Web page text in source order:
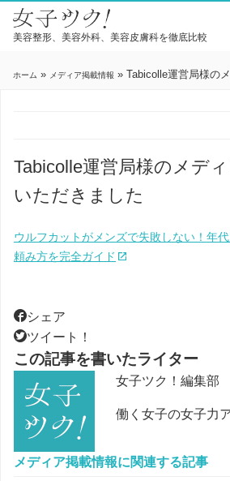
美容整形、美容外科、美容皮膚科を徹底比較
ホーム » メディア掲載情報 » Tabicolle運営局様の
Tabicolle運営局様のメデ
いただきました
ウルフカットがメンズで失敗しない！年
頼み方を完全ガイド
シェア
ツイート！
この記事を書いたライター
女子ツク！編集部
働く女子の女子力
メディア掲載情報に関連する記事